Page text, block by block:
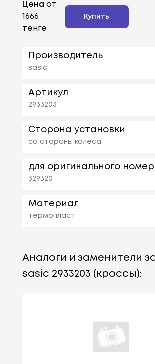
Цена от
1666
тенге
Купить
Производитель
sasic
Артикул
2933203
Сторона установки
со стороны колеса
для оригинального
329320
Материал
термопласт
Аналоги и заменители
sasic 2933203 (кроссы):